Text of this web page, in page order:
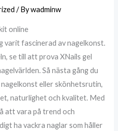
/ Bywadminw
online
varit fascinerad av nagelkonst.
se till att prova XNails gel
Så nästa gång du
eller skönhetsrutin,
naturlighet och kvalitet. Med
att vara på trend och
ha vackra naglar som håller